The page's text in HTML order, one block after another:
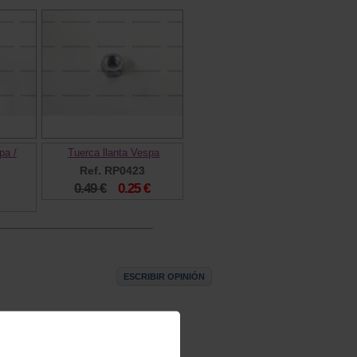
/
Tuerca llanta Vespa
Ref. RP0423
0.49 € 0.25 €
ESCRIBIR OPINIÓN